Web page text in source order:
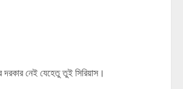
দরকার নেই যেহেতু তুই সিরিয়াস।